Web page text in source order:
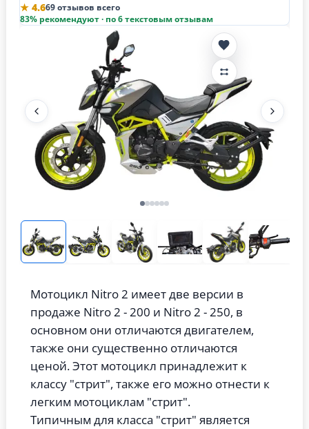
★ 4.669 отзывов всего
83% рекомендуют · по 6 текстовым отзывам
Мотоцикл Nitro 2 имеет две версии в
продаже Nitro 2 - 200 и Nitro 2 - 250, в
основном они отличаются двигателем,
также они существенно отличаются
ценой. Этот мотоцикл принадлежит к
классу "стрит", также его можно отнести к
легким мотоциклам "стрит".
Типичным для класса "стрит" является